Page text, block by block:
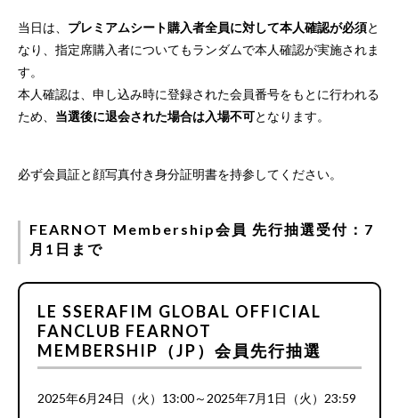
当日は、 プレミアムシート購入者全員に対して本人確認が必須と
なり、指定席購入者についてもランダムで本人確認が実施されま
す。
本人確認は、申し込み時に登録された会員番号をもとに行われる
ため、 当選後に退会された場合は入場不可となります。
必ず会員証と顔写真付き身分証明書を持参してください。
FEARNOT Membership会員 先行抽選受付：7
月1日まで
LE SSERAFIM GLOBAL OFFICIAL
FANCLUB FEARNOT
MEMBERSHIP（JP）会員先行抽選
2025年6月24日（火）13:00～2025年7月1日（火）23:59